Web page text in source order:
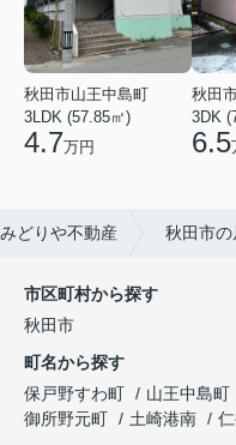
秋田市山王中島町
3LDK (57.85㎡)
4.7万円
秋田
3DK
6.5
どりや不動産 秋田市
市区町村から探す
秋田市
町名から探す
保戸野すわ町
山王中島町
御所野元町
土崎港南